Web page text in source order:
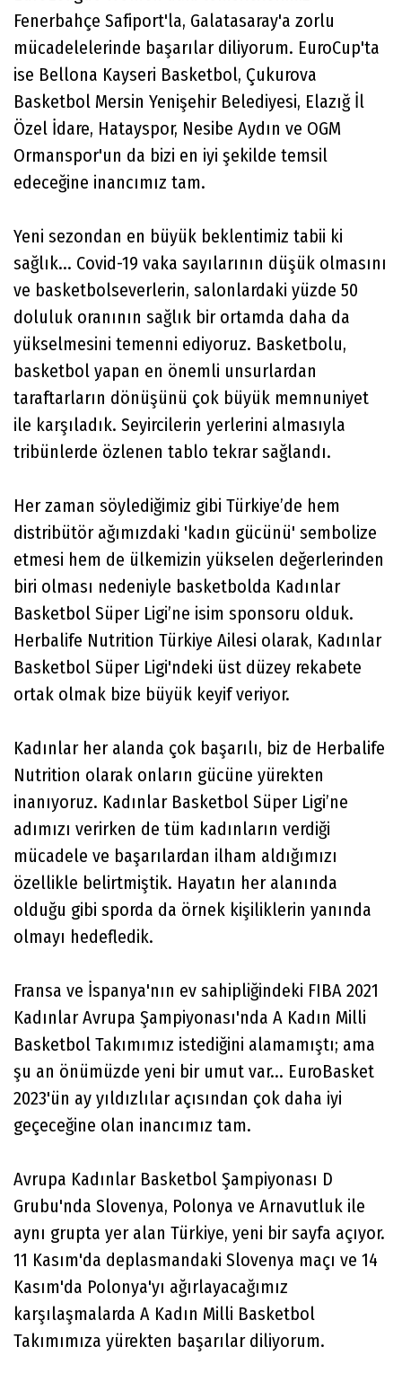
Fenerbahçe Safiport'la, Galatasaray'a zorlu
mücadelelerinde başarılar diliyorum. EuroCup'ta
ise Bellona Kayseri Basketbol, Çukurova
Basketbol Mersin Yenişehir Belediyesi, Elazığ İl
Özel İdare, Hatayspor, Nesibe Aydın ve OGM
Ormanspor'un da bizi en iyi şekilde temsil
edeceğine inancımız tam.
Yeni sezondan en büyük beklentimiz tabii ki
sağlık... Covid-19 vaka sayılarının düşük olmasını
ve basketbolseverlerin, salonlardaki yüzde 50
doluluk oranının sağlık bir ortamda daha da
yükselmesini temenni ediyoruz. Basketbolu,
basketbol yapan en önemli unsurlardan
taraftarların dönüşünü çok büyük memnuniyet
ile karşıladık. Seyircilerin yerlerini almasıyla
tribünlerde özlenen tablo tekrar sağlandı.
Her zaman söylediğimiz gibi Türkiye’de hem
distribütör ağımızdaki 'kadın gücünü' sembolize
etmesi hem de ülkemizin yükselen değerlerinden
biri olması nedeniyle basketbolda Kadınlar
Basketbol Süper Ligi’ne isim sponsoru olduk.
Herbalife Nutrition Türkiye Ailesi olarak, Kadınlar
Basketbol Süper Ligi'ndeki üst düzey rekabete
ortak olmak bize büyük keyif veriyor.
Kadınlar her alanda çok başarılı, biz de Herbalife
Nutrition olarak onların gücüne yürekten
inanıyoruz. Kadınlar Basketbol Süper Ligi’ne
adımızı verirken de tüm kadınların verdiği
mücadele ve başarılardan ilham aldığımızı
özellikle belirtmiştik. Hayatın her alanında
olduğu gibi sporda da örnek kişiliklerin yanında
olmayı hedefledik.
Fransa ve İspanya'nın ev sahipliğindeki FIBA 2021
Kadınlar Avrupa Şampiyonası'nda A Kadın Milli
Basketbol Takımımız istediğini alamamıştı; ama
şu an önümüzde yeni bir umut var... EuroBasket
2023'ün ay yıldızlılar açısından çok daha iyi
geçeceğine olan inancımız tam.
Avrupa Kadınlar Basketbol Şampiyonası D
Grubu'nda Slovenya, Polonya ve Arnavutluk ile
aynı grupta yer alan Türkiye, yeni bir sayfa açıyor.
11 Kasım'da deplasmandaki Slovenya maçı ve 14
Kasım'da Polonya'yı ağırlayacağımız
karşılaşmalarda A Kadın Milli Basketbol
Takımımıza yürekten başarılar diliyorum.